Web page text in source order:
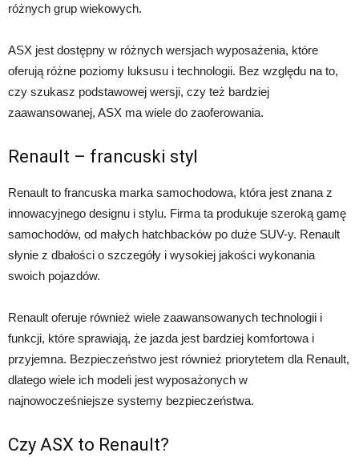
różnych grup wiekowych.
ASX jest dostępny w różnych wersjach wyposażenia, które
oferują różne poziomy luksusu i technologii. Bez względu na to,
czy szukasz podstawowej wersji, czy też bardziej
zaawansowanej, ASX ma wiele do zaoferowania.
Renault – francuski styl
Renault to francuska marka samochodowa, która jest znana z
innowacyjnego designu i stylu. Firma ta produkuje szeroką gamę
samochodów, od małych hatchbacków po duże SUV-y. Renault
słynie z dbałości o szczegóły i wysokiej jakości wykonania
swoich pojazdów.
Renault oferuje również wiele zaawansowanych technologii i
funkcji, które sprawiają, że jazda jest bardziej komfortowa i
przyjemna. Bezpieczeństwo jest również priorytetem dla Renault,
dlatego wiele ich modeli jest wyposażonych w
najnowocześniejsze systemy bezpieczeństwa.
Czy ASX to Renault?